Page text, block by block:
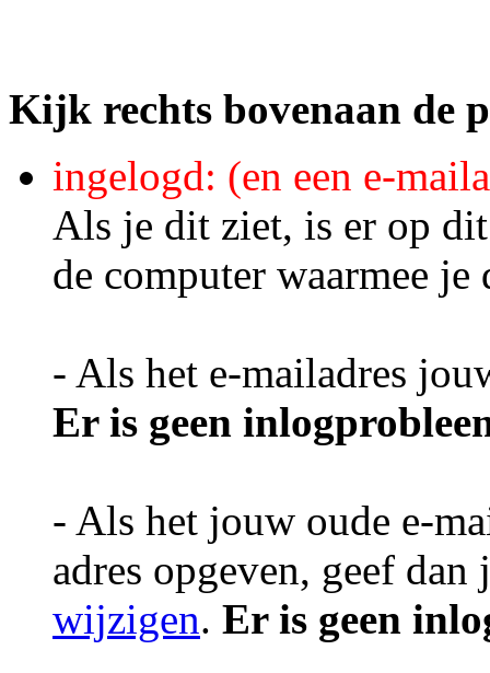
Kijk rechts bovenaan de
ingelogd: (en een e-
Als je dit ziet, is er op
de computer waarmee
- Als het e-mailadres
Er is geen
- Als het jouw oude e-
adres opgeven, geef
wijzigen. Er is geen